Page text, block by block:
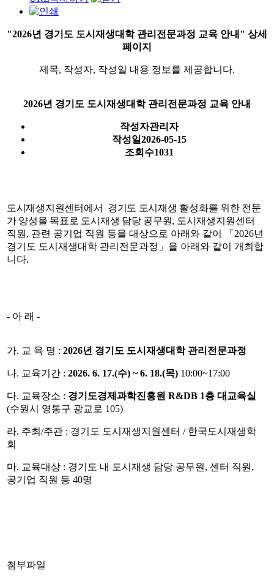
"2026년 경기도 도시재생대학 관리전문과정 교육 안내" 상세
페이지
제목, 작성자, 작성일 내용 정보를 제공합니다.
2026년 경기도 도시재생대학 관리전문과정 교육 안내
작성자관리자
작성일2026-05-15
조회수1031
도시재생지원센터에서 경기도 도시재생 활성화를 위한 전문
가 양성을 목표로 도시재생 담당 공무원, 도시재생지원센터
직원 , 관련 공기업 직원 등을 대상으로 아래와 같이 「 2026년
경기도 도시재생대학 관리전문과정 」 을 아래와 같이 개최합
니다.
- 아 래 -
가. 교 육 명 : 2026년 경기도 도시재생대학 관리전문과정
나. 교육기간 : 2026. 6. 17.(수) ~ 6. 18.(목) 10:00~17:00
다. 교육장소 : 경기도경제과학진흥원 R&DB 1층 대교육실
(수원시 영통구 광교로 105)
라. 주최 /주관 : 경기도 도시재생지원센터 / 한국도시재생학
회
마. 교육대상 : 경기도 내 도시재생 담당 공무원 , 센터 직원 ,
공기업 직원 등 40명
첨부파일